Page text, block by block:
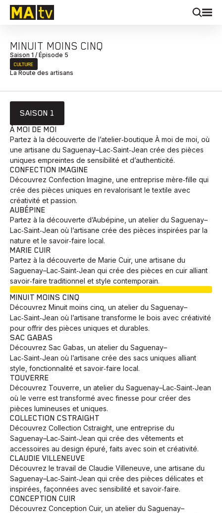
MINUIT MOINS CINQ
Saison 1 / Épisode 5
CULTURE
La Route des artisans
SAISON 1
À MOI DE MOI
Partez à la découverte de l’atelier‑boutique À moi de moi, où
une artisane du Saguenay–Lac‑Saint‑Jean crée des pièces
uniques empreintes de sensibilité et d’authenticité.
CONFECTION IMAGINE
Découvrez Confection Imagine, une entreprise mère‑fille qui
crée des pièces uniques en revalorisant le textile avec
créativité et passion.
AUBÉPINE
Partez à la découverte d’Aubépine, un atelier du Saguenay–
Lac‑Saint‑Jean où l’artisane crée des pièces inspirées par la
nature et le savoir‑faire local.
MARIE CUIR
Partez à la découverte de Marie Cuir, une artisane du
Saguenay–Lac‑Saint‑Jean qui crée des pièces en cuir alliant
savoir‑faire traditionnel et style contemporain.
MINUIT MOINS CINQ
Découvrez Minuit moins cinq, un atelier du Saguenay–
Lac‑Saint‑Jean où l’artisane transforme le bois avec créativité
pour offrir des pièces uniques et durables.
SAC GABAS
Découvrez Sac Gabas, un atelier du Saguenay–
Lac‑Saint‑Jean où l’artisane crée des sacs uniques alliant
style, fonctionnalité et savoir‑faire local.
TOUVERRE
Découvrez Touverre, un atelier du Saguenay–Lac‑Saint‑Jean
où le verre est transformé avec finesse pour créer des
pièces lumineuses et uniques.
COLLECTION CSTRAIGHT
Découvrez Collection Cstraight, une entreprise du
Saguenay–Lac‑Saint‑Jean qui crée des vêtements et
accessoires au design épuré, faits avec soin et créativité.
CLAUDIE VILLENEUVE
Découvrez le travail de Claudie Villeneuve, une artisane du
Saguenay–Lac‑Saint‑Jean qui crée des pièces délicates et
inspirées, façonnées avec sensibilité et savoir‑faire.
CONCEPTION CUIR
Découvrez Conception Cuir, un atelier du Saguenay–